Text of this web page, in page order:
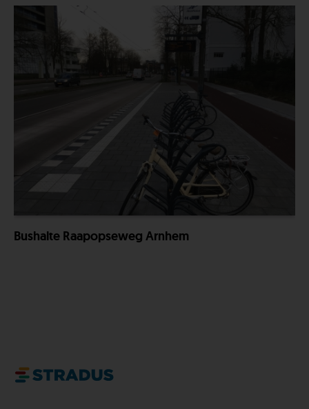
Bushalte Raapopseweg Arnhem